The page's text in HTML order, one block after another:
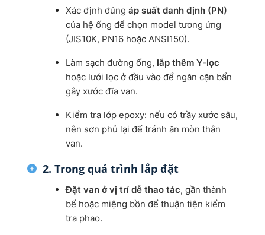
Xác định đúng áp suất danh định (PN)
của hệ ống để chọn model tương ứng
(JIS10K, PN16 hoặc ANSI150).
Làm sạch đường ống, lắp thêm Y-lọc
hoặc lưới lọc ở đầu vào để ngăn cặn bẩn
gây xước đĩa van.
Kiểm tra lớp epoxy: nếu có trầy xước sâu,
nên sơn phủ lại để tránh ăn mòn thân
van.
2. Trong quá trình lắp đặt
Đặt van ở vị trí dễ thao tác, gần thành
bể hoặc miệng bồn để thuận tiện kiểm
tra phao.